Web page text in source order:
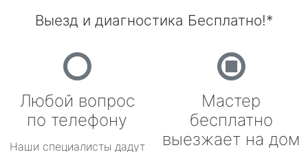
Выезд и диагностика Бесплатно!*
Любой вопрос
по телефону
Наши специалисты дадут
Мастер
бесплатно
выезжает на дом